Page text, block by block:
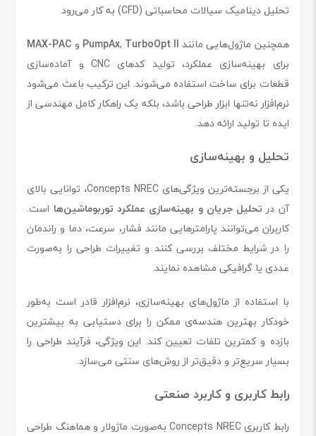
تحلیل دینامیک سیالات محاسباتی (CFD) به کار می‌رود.
همچنین ماژول‌هایی مانند
PumpAx, TurboOpt II و MAX-PAC
برای بهینه‌سازی عملکرد، تولید کدهای CNC و آماده‌سازی
قطعات برای ساخت استفاده می‌شوند. این ترکیب باعث می‌شود
نرم‌افزار نه‌تنها ابزار طراحی باشد، بلکه یک راهکار کامل مهندسی از
ایده تا تولید ارائه دهد.
تحلیل و بهینه‌سازی
یکی از برجسته‌ترین ویژگی‌های Concepts NREC، توانایی بالای
آن در تحلیل جریان و بهینه‌سازی عملکرد توربوماشین‌ها است.
کاربران می‌توانند پارامترهایی مانند فشار، سرعت، دما و راندمان
را در شرایط مختلف بررسی کنند و تغییرات طراحی را به‌صورت
عددی یا گرافیکی مشاهده نمایند.
با استفاده از ماژول‌های بهینه‌سازی، نرم‌افزار قادر است به‌طور
خودکار بهترین هندسه‌ی ممکن را برای دستیابی به بیشترین
بازده و کمترین تلفات تعیین کند. این ویژگی، فرآیند طراحی را
بسیار سریع‌تر و دقیق‌تر از روش‌های سنتی می‌سازد.
رابط کاربری و کاربرد صنعتی
رابط کاربری Concepts NREC به‌صورت ماژولار و هماهنگ طراحی